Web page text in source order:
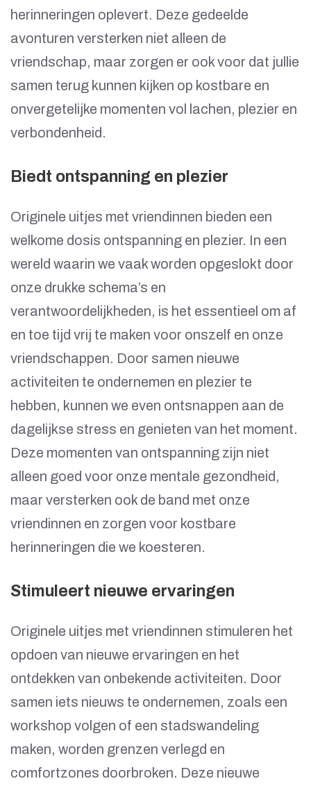
herinneringen oplevert. Deze gedeelde
avonturen versterken niet alleen de
vriendschap, maar zorgen er ook voor dat jullie
samen terug kunnen kijken op kostbare en
onvergetelijke momenten vol lachen, plezier en
verbondenheid.
Biedt ontspanning en plezier
Originele uitjes met vriendinnen bieden een
welkome dosis ontspanning en plezier. In een
wereld waarin we vaak worden opgeslokt door
onze drukke schema’s en
verantwoordelijkheden, is het essentieel om af
en toe tijd vrij te maken voor onszelf en onze
vriendschappen. Door samen nieuwe
activiteiten te ondernemen en plezier te
hebben, kunnen we even ontsnappen aan de
dagelijkse stress en genieten van het moment.
Deze momenten van ontspanning zijn niet
alleen goed voor onze mentale gezondheid,
maar versterken ook de band met onze
vriendinnen en zorgen voor kostbare
herinneringen die we koesteren.
Stimuleert nieuwe ervaringen
Originele uitjes met vriendinnen stimuleren het
opdoen van nieuwe ervaringen en het
ontdekken van onbekende activiteiten. Door
samen iets nieuws te ondernemen, zoals een
workshop volgen of een stadswandeling
maken, worden grenzen verlegd en
comfortzones doorbroken. Deze nieuwe